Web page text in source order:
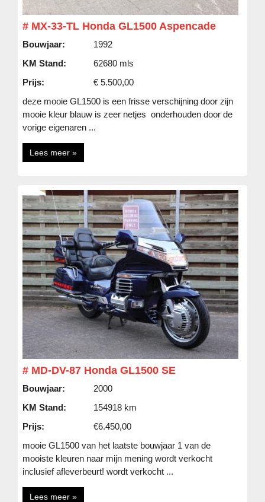
# MX-33-TL Honda GL1500 Aspencade
Bouwjaar:
1992
KM Stand:
62680 mls
Prijs:
€ 5.500,00
deze mooie GL1500 is een frisse verschijning door zijn
mooie kleur blauw is zeer netjes onderhouden door de
vorige eigenaren ...
Lees meer »
# MD-DV-87 Honda GL1500 SE
Bouwjaar:
2000
KM Stand:
154918 km
Prijs:
€6.450,00
mooie GL1500 van het laatste bouwjaar 1 van de
mooiste kleuren naar mijn mening wordt verkocht
inclusief afleverbeurt! wordt verkocht ...
Lees meer »